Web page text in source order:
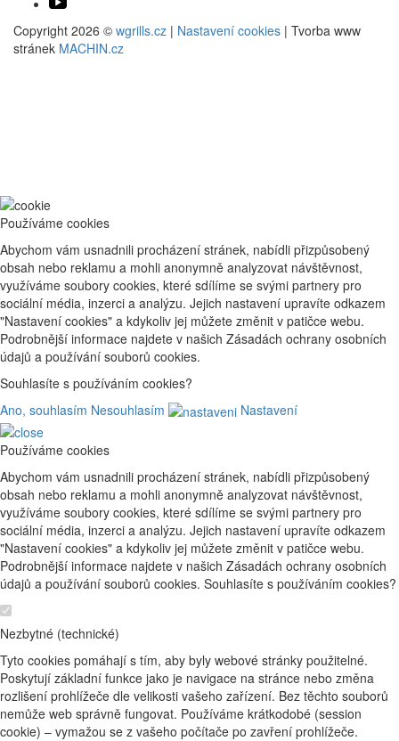
Copyright 2026 © wgrills.cz | Nastavení cookies | Tvorba www
stránek MACHIN.cz
Používáme cookies
Abychom vám usnadnili procházení stránek, nabídli přizpůsobený
obsah nebo reklamu a mohli anonymně analyzovat návštěvnost,
využíváme soubory cookies, které sdílíme se svými partnery pro
sociální média, inzerci a analýzu. Jejich nastavení upravíte odkazem
"Nastavení cookies" a kdykoliv jej můžete změnit v patičce webu.
Podrobnější informace najdete v našich Zásadách ochrany osobních
údajů a používání souborů cookies.
Souhlasíte s používáním cookies?
Ano, souhlasím Nesouhlasím Nastavení
Používáme cookies
Abychom vám usnadnili procházení stránek, nabídli přizpůsobený
obsah nebo reklamu a mohli anonymně analyzovat návštěvnost,
využíváme soubory cookies, které sdílíme se svými partnery pro
sociální média, inzerci a analýzu. Jejich nastavení upravíte odkazem
"Nastavení cookies" a kdykoliv jej můžete změnit v patičce webu.
Podrobnější informace najdete v našich Zásadách ochrany osobních
údajů a používání souborů cookies. Souhlasíte s používáním cookies?
Nezbytné (technické)
Tyto cookies pomáhají s tím, aby byly webové stránky použitelné.
Poskytují základní funkce jako je navigace na stránce nebo změna
rozlišení prohlížeče dle velikosti vašeho zařízení. Bez těchto souborů
nemůže web správně fungovat. Používáme krátkodobé (session
cookie) – vymažou se z vašeho počítače po zavření prohlížeče.